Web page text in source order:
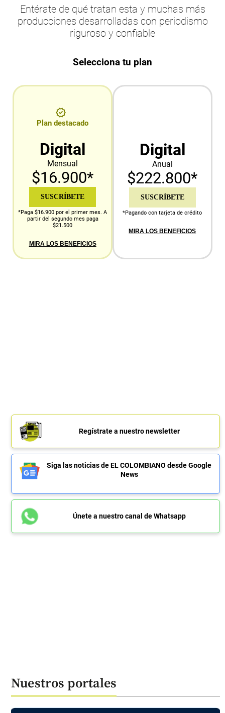
Entérate de qué tratan esta y muchas más
producciones desarrolladas con periodismo
riguroso y confiable
Selecciona tu plan
Plan destacado
Digital
Mensual
$16.900*
SUSCRÍBETE
*Paga $16.900 por el primer mes. A
partir del segundo mes paga
$21.500
MIRA LOS BENEFICIOS
Digital
Anual
$222.800*
SUSCRÍBETE
*Pagando con tarjeta de crédito
MIRA LOS BENEFICIOS
Regístrate a nuestro newsletter
Siga las noticias de EL COLOMBIANO desde Google
News
Únete a nuestro canal de Whatsapp
Nuestros portales